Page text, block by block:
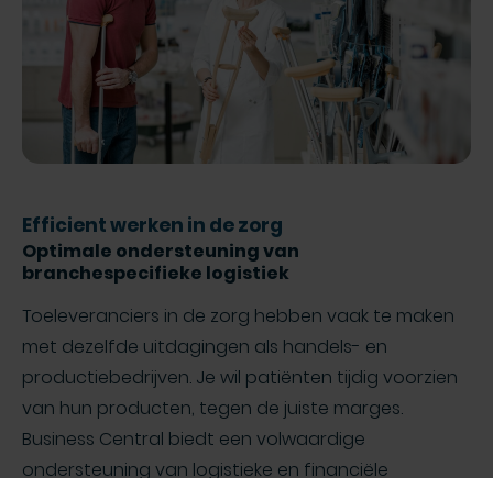
Efficient werken in de zorg
Optimale ondersteuning van
branchespecifieke logistiek
Toeleveranciers in de zorg hebben vaak te maken
met dezelfde uitdagingen als handels- en
productiebedrijven. Je wil patiënten tijdig voorzien
van hun producten, tegen de juiste marges.
Business Central biedt een volwaardige
ondersteuning van logistieke en financiële